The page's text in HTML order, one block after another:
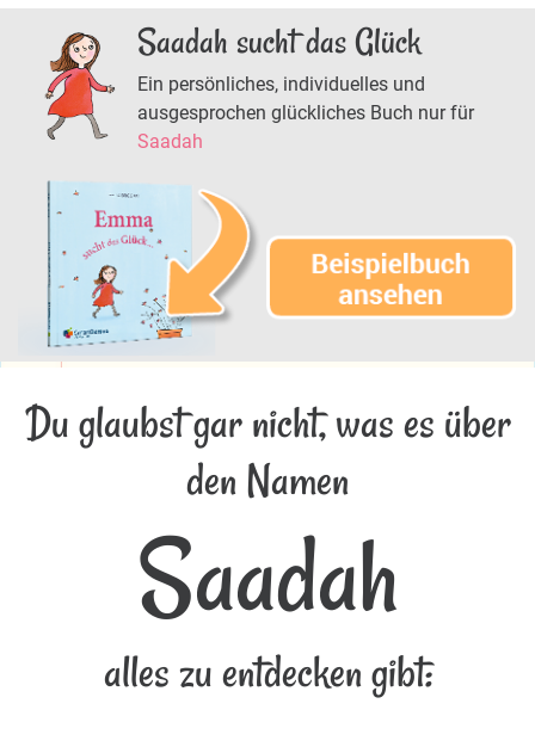
Saadah sucht das Glück
Ein persönliches, individuelles und
ausgesprochen glückliches Buch nur für
Saadah
Du glaubst gar nicht, was es über
den Namen
Saadah
alles zu entdecken gibt: